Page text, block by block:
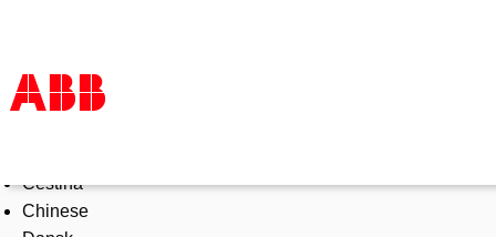
Products & Solutions
Industries
Čeština
Chinese